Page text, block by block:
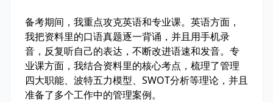
备考期间，我重点攻克英语和专业课。英语方面，
我把资料里的口语真题逐一背诵，并且用手机录
音，反复听自己的表达，不断改进语速和发音。专
业课方面，我结合资料里的核心考点，梳理了管理
四大职能、波特五力模型、SWOT分析等理论，并且
准备了多个工作中的管理案例。